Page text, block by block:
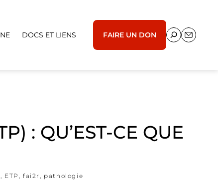
DOCS ET LIENS FAIRE UN DON
: QU’EST-CE QUE
, ETP ,fai2r, pathologie